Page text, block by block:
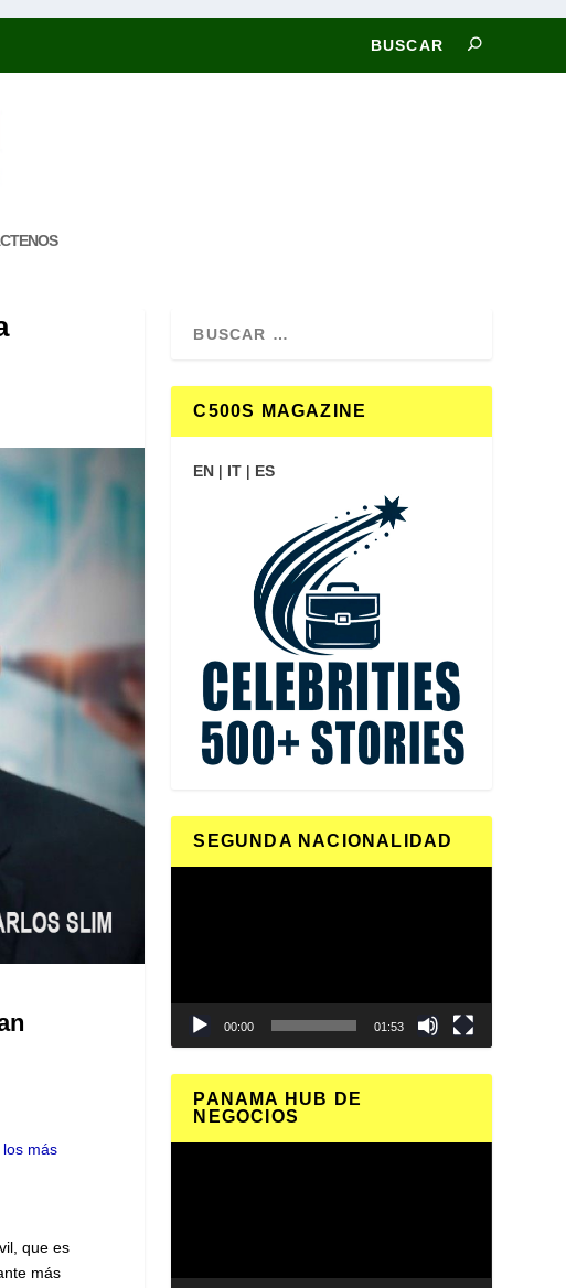
los más
que es
más
C500S MAGAZINE
EN | IT | ES
SEGUNDA NACIONALIDAD
00:00 01:53
PANAMA HUB DE
NEGOCIOS